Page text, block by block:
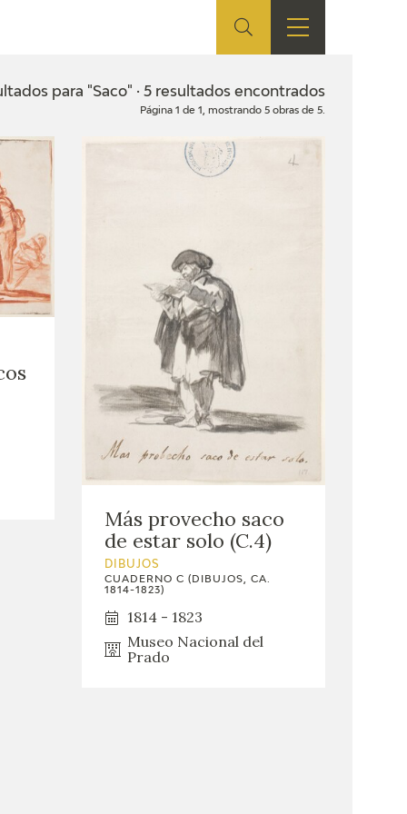
TIENDA EDUCA
RECURSOS
para "Saco" · 5 resultados encontrados
Página 1 de 1, mostrando 5 obras de 5.
Más provecho saco
de estar solo (C.4)
DIBUJOS
CUADERNO C (DIBUJOS, CA.
1814-1823)
1814 - 1823
Museo Nacional del
Prado